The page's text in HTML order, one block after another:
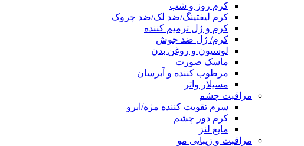
کرم روز و شب
کرم لیفتینگ/ضد لک/ضد چروک
کرم و ژل ترمیم کننده
کرم/ ژل ضد جوش
لوسیون و روغن بدن
ماسک صورت
مرطوب کننده و آبرسان
مسیلار واتر
مراقبت چشم
سرم تقویت کننده مژه/ابرو
کرم دور چشم
مایع لنز
مراقبت و زیبایی مو